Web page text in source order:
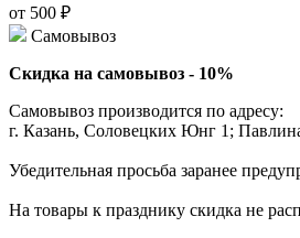
от 500 ₽
Самовывоз
Скидка на самовывоз - 10%
Самовывоз производится по адресу:
г. Казань, Соловецких Юнг 1;
Убедительная просьба заранее
На товары к празднику скидка не